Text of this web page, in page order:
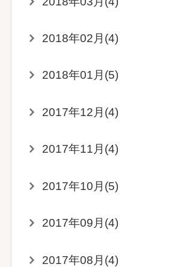
2018年02月(4)
2018年01月(5)
2017年12月(4)
2017年11月(4)
2017年10月(5)
2017年09月(4)
2017年08月(4)